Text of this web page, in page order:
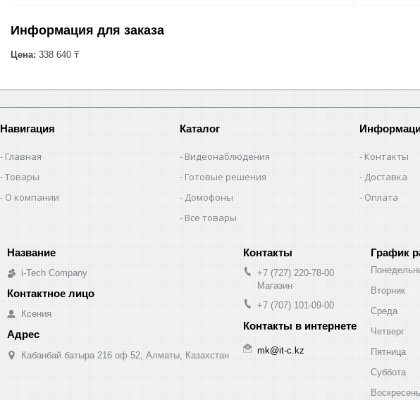
Информация для заказа
Цена: 338 640 ₸
Навигация
Главная
Товары
О компании
Каталог
Видеонаблюдения
Готовые решения
Домофоны
Все товары
Контакты
Доставка
Оплата
i-Tech Company
Ксения
Кабанбай батыра 216 оф 52, Алматы, Казахстан
+7 (727) 220-78-00
Магазин
+7 (707) 101-09-00
mk@it-c.kz
График
Вторник
Среда
Четверг
Пятница
Суббота